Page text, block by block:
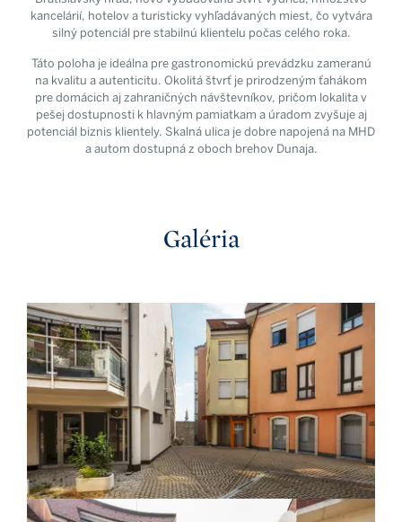
kancelárií, hotelov a turisticky vyhľadávaných miest, čo vytvára
silný potenciál pre stabilnú klientelu počas celého roka.
Táto poloha je ideálna pre gastronomickú prevádzku zameranú
na kvalitu a autenticitu. Okolitá štvrť je prirodzeným ťahákom
pre domácich aj zahraničných návštevníkov, pričom lokalita v
pešej dostupnosti k hlavným pamiatkam a úradom zvyšuje aj
potenciál biznis klientely. Skalná ulica je dobre napojená na MHD
a autom dostupná z oboch brehov Dunaja.
Galéria